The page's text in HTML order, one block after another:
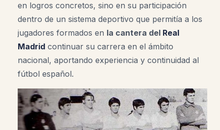
en logros concretos, sino en su participación
dentro de un sistema deportivo que permitía a los
jugadores formados en la cantera del Real
Madrid continuar su carrera en el ámbito
nacional, aportando experiencia y continuidad al
fútbol español.